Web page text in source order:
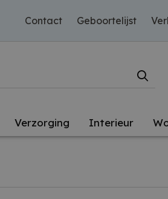
Contact Geboortelijst
Verzorging Interieur